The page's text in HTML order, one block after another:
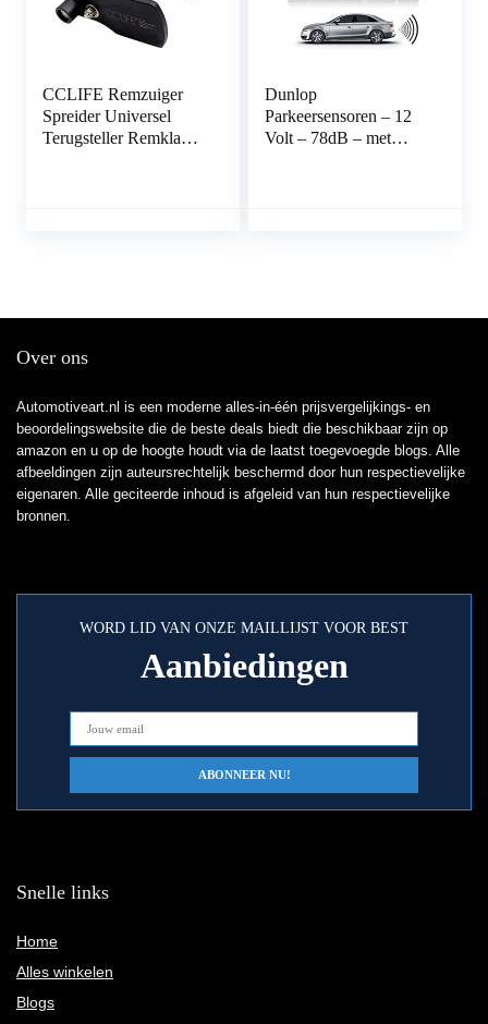
CCLIFE Remzuiger
Spreider Universel
Terugsteller Remklauw
Dunlop
Parkeersensoren – 12
Volt – 78dB – met
Over ons
Automotiveart.nl is een moderne alles-in-één prijsvergelijkings- en
beoordelingswebsite die de beste deals biedt die beschikbaar zijn op
amazon en u op de hoogte houdt via de laatst toegevoegde blogs. Alle
afbeeldingen zijn auteursrechtelijk beschermd door hun respectievelijke
eigenaren. Alle geciteerde inhoud is afgeleid van hun respectievelijke
bronnen.
WORD LID VAN ONZE MAILLIJST VOOR BEST
Aanbiedingen
Snelle links
Home
Alles winkelen
Blogs